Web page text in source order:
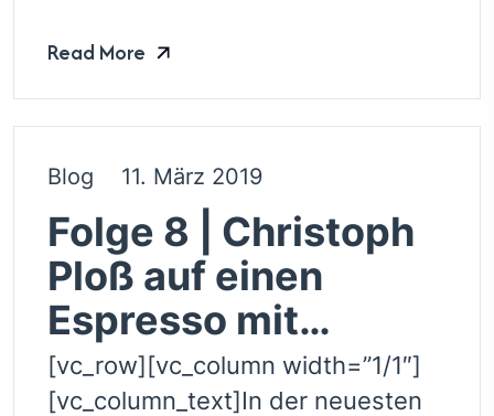
Read More
Blog 11. März 2019
Folge 8 | Christoph
Ploß auf einen
Espresso mit…
[vc_row][vc_column width=”1/1″]
[vc_column_text]In der neuesten